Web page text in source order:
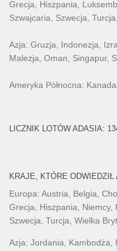
Grecja, Hiszpania,
Szwajcaria, Szwecja,
Azja: Gruzja, Indonezja,
Malezja, Oman, Singapur,
Ameryka Północna:
LICZNIK LOTÓW ADASIA:
KRAJE, KTÓRE ODWIEDZIŁ
Europa: Austria, Belgia,
Grecja, Hiszpania, Niemcy,
Szwecja, Turcja, Wielka
Azja: Jordania, Kambodża,